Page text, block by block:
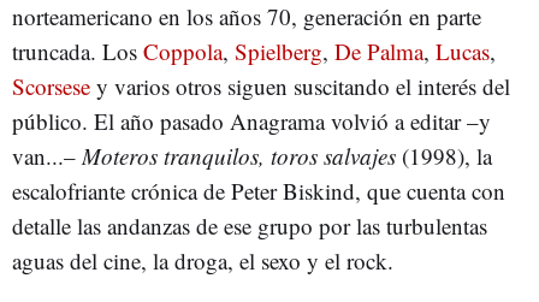
norteamericano en los años 70, generación en parte
truncada. Los Coppola, Spielberg, De Palma, Lucas,
Scorsese y varios otros siguen suscitando el interés del
público. El año pasado Anagrama volvió a editar –y
van...–Moteros tranquilos, toros salvajes (1998), la
escalofriante crónica de Peter Biskind, que cuenta con
detalle las andanzas de ese grupo por las turbulentas
aguas del cine, la droga, el sexo y el rock.